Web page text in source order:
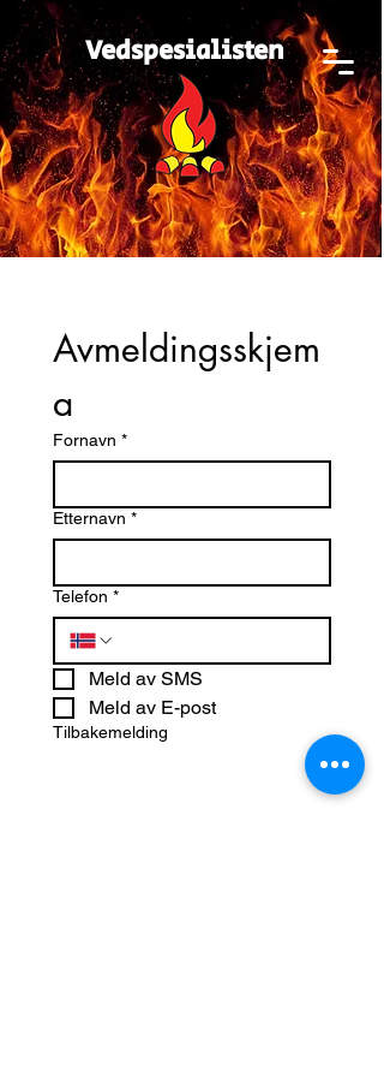
Vedspesialisten
Avmeldingsskjem
a
Fornavn *
Etternavn *
Telefon *
Meld av SMS
Meld av E-post
Tilbakemelding